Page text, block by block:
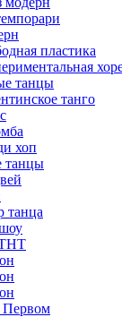
пластика
танцы
танго
хоп
танцы
танца
Первом